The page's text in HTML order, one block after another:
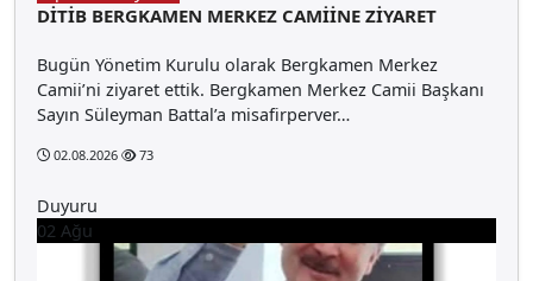
DİTİB BERGKAMEN MERKEZ CAMİİNE ZİYARET
Bugün Yönetim Kurulu olarak Bergkamen Merkez
Camii’ni ziyaret ettik. Bergkamen Merkez Camii Başkanı
Sayın Süleyman Battal’a misafirperver…
02.08.2026 73
Duyuru
02 Ağu